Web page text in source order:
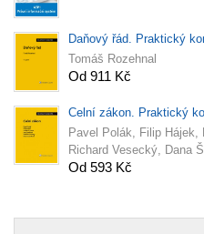
Daňový řád. Praktický
Tomáš Rozehnal
Od 911 Kč
Celní zákon. Praktický
Pavel Polák, Filip Hájek,
Richard Vesecký, Dana
Od 593 Kč